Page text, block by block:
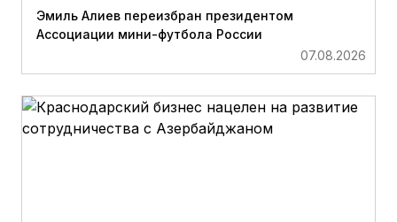
Эмиль Алиев переизбран президентом
Ассоциации мини-футбола России
07.08.2026